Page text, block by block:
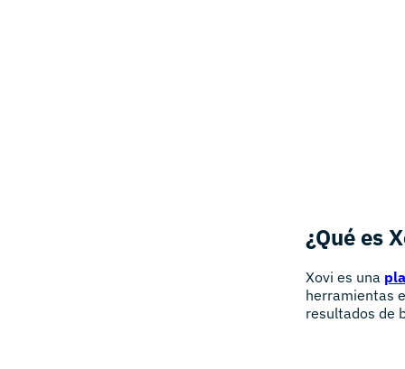
¿Qué es
Xovi es una
herramientas
resultados de